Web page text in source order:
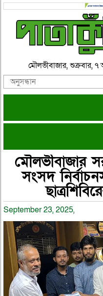
মৌলভীবাজার, শুক্রবার,
মৌলভীবাজার
সংসদ
September 23, 2025,